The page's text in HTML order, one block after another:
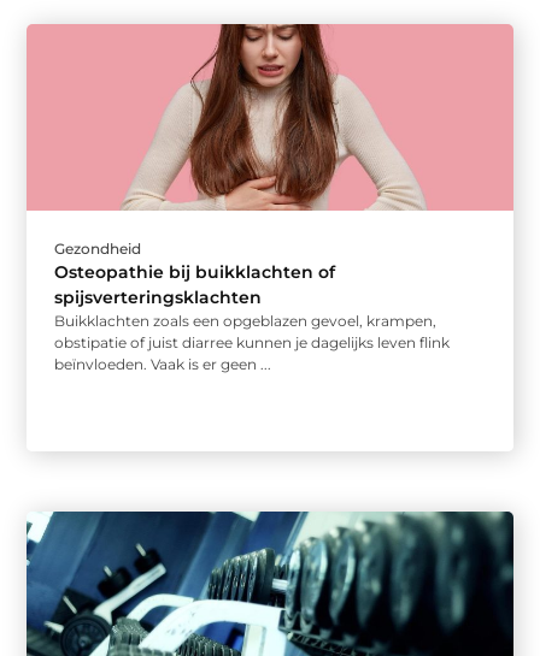
Gezondheid
Osteopathie bij buikklachten of
spijsverteringsklachten
Buikklachten zoals een opgeblazen gevoel, krampen,
obstipatie of juist diarree kunnen je dagelijks leven flink
beïnvloeden. Vaak is er geen ...